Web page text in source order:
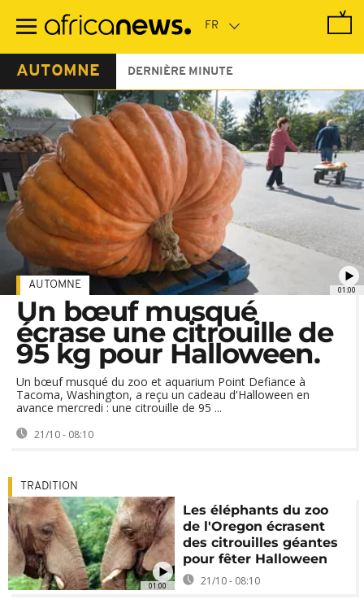
contenu
AUTOMNE DERNIÈRE MINUTE
01:00
AUTOMNE
Un bœuf musqué
écrase une citrouille de
95 kg pour Halloween.
Un bœuf musqué du zoo et aquarium Point Defiance à
Tacoma, Washington, a reçu un cadeau d'Halloween en
avance mercredi : une citrouille de 95 ...
21/10 - 08:10
01:00
TRADITION
Les éléphants du zoo
de l'Oregon écrasent
des citrouilles géantes
pour fêter Halloween
21/10 - 08:10